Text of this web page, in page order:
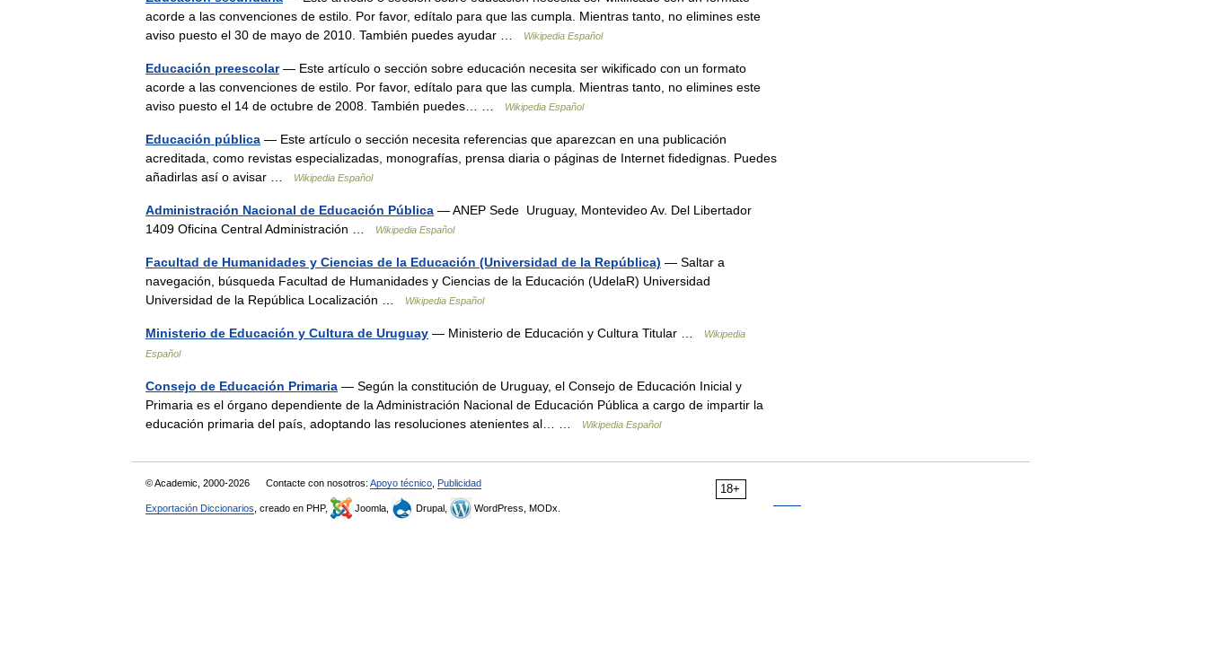
acorde a las convenciones de estilo. Por favor, edítalo para que las cumpla. Mientras tanto, no elimines este
aviso puesto el 30 de mayo de 2010. También puedes ayudar …
Wikipedia Español
Educación preescolar— Este artículo o sección sobre educación necesita ser wikificado con un formato
acorde a las convenciones de estilo. Por favor, edítalo para que las cumpla. Mientras tanto, no elimines este
aviso puesto el 14 de octubre de 2008. También puedes… …
Wikipedia Español
Educación pública — Este artículo o sección necesita referencias que aparezcan en una publicación
acreditada, como revistas especializadas, monografías, prensa diaria o páginas de Internet fidedignas. Puedes
añadirlas así o avisar …
Wikipedia Español
Administración Nacional de Educación Pública — ANEP Sede Uruguay, Montevideo Av. Del Libertador
1409 Oficina Central Administración …
Wikipedia Español
Facultad de Humanidades y Ciencias de la Educación (Universidad de la República) — Saltar a
navegación, búsqueda Facultad de Humanidades y Ciencias de la Educación (UdelaR) Universidad
Universidad de la República Localización …
Wikipedia Español
Ministerio de Educación y Cultura de Uruguay — Ministerio de Educación y Cultura Titular …
Wikipedia
Español
Consejo de Educación Primaria — Según la constitución de Uruguay, el Consejo de Educación Inicial y
Primaria es el órgano dependiente de la Administración Nacional de Educación Pública a cargo de impartir la
educación primaria del país, adoptando las resoluciones atenientes al… …
Wikipedia Español
18+
© Academic, 2000-2026 Contacte con nosotros: Apoyo técnico Publicidad
Exportación Diccionarios , creado en PHP, Joomla, Drupal, WordPress, MODx.